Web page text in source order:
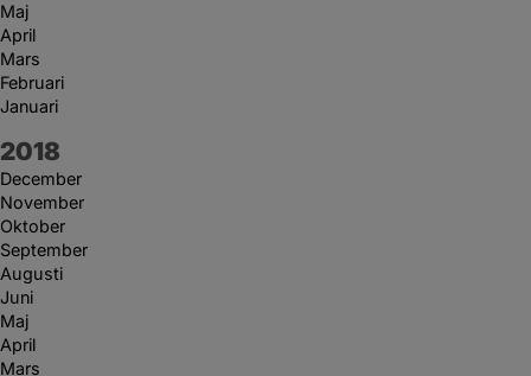
Maj
April
Mars
Februari
Januari
År:
2018
December
November
Oktober
September
Augusti
Juni
Maj
April
Mars